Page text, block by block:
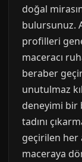
doğal
bulursunuz.
profilleri
maceracı
beraber
unutulmaz
deneyimi bir
tadını
geçirilen her
maceraya